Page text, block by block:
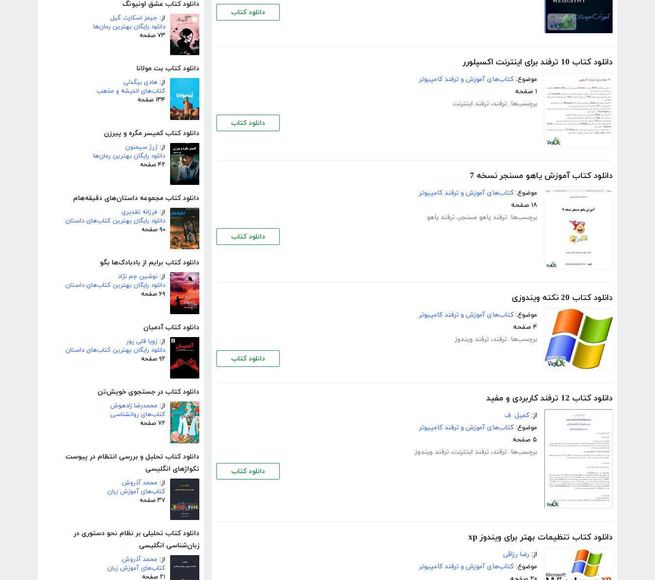
دانلود کتاب عشق اونیونگ
از: جیمز اسکارث گیل
دانلود رایگان بهترین رمان‌ها
۷۳ صفحه
دانلود کتاب بت مولانا
از: هادی بیگدلی
کتاب‌های اندیشه و مذهب
۱۳۴ صفحه
دانلود کتاب کمیسر مگره و پیرزن
از:ژرژ سیمنون
دانلود رایگان بهترین رمان‌ها
۴۲ صفحه
دانلود کتاب مجموعه داستان‌های دقیقه‌هام
از: فرزانه تقدیری
دانلود رایگان بهترین کتاب‌های داستان
۹۰ صفحه
دانلود کتاب برایم از بادبادک‌ها بگو
از: نوشین جم نژاد
دانلود رایگان بهترین کتاب‌های داستان
۶۹ صفحه
دانلود کتاب آدمیان
از: زویا قلی پور
دانلود رایگان بهترین کتاب‌های داستان
۹۲ صفحه
دانلود کتاب در جستجوی خویش‌تن
از: محمدرضا زادهوش
کتاب‌های روانشناسی
۷۲ صفحه
دانلود کتاب تحلیل و بررسی انتظام در پیوست
تکواژهای انگلیسی
از: محمد آذروش
کتاب‌های آموزش زبان
۳۷ صفحه
دانلود کتاب تحلیلی بر نظام نحو دستوری در
زبان‌شناسی انگلیسی
از: محمد آذروش
کتاب‌های آموزش زبان
۲۱ صفحه
دانلود کتاب
دانلود کتاب 10 ترفند برای اینترنت اکسپلورر
موضوع: کتاب‌های آموزش و ترفند کامپیوتر
۱ صفحه
برچسب‌ها: ترفند، ترفند اینترنت
دانلود کتاب
دانلود کتاب آموزش یاهو مسنجر نسخه 7
موضوع: کتاب‌های آموزش و ترفند کامپیوتر
۱۸ صفحه
برچسب‌ها: ترفند یاهو مسنجر، ترفند یاهو
دانلود کتاب
دانلود کتاب 20 نکته ویندوزی
موضوع: کتاب‌های آموزش و ترفند کامپیوتر
۴ صفحه
برچسب‌ها: ترفند، ترفند ویندوز
دانلود کتاب
دانلود کتاب 12 ترفند کاربردی و مفید
از: کمیل .ف
موضوع: کتاب‌های آموزش و ترفند کامپیوتر
۵ صفحه
برچسب‌ها: ترفند، ترفند اینترنت، ترفند ویندوز
دانلود کتاب
دانلود کتاب تنظیمات بهتر برای ویندوز xp
از: رضا رزاقی
موضوع: کتاب‌های آموزش و ترفند کامپیوتر